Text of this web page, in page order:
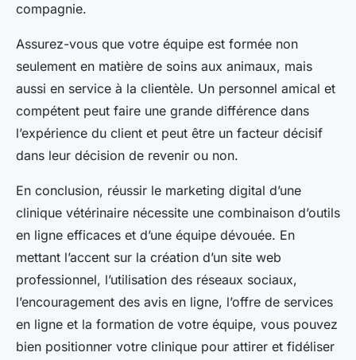
compagnie.
Assurez-vous que votre équipe est formée non
seulement en matière de soins aux animaux, mais
aussi en service à la clientèle. Un personnel amical et
compétent peut faire une grande différence dans
l’expérience du client et peut être un facteur décisif
dans leur décision de revenir ou non.
En conclusion, réussir le marketing digital d’une
clinique vétérinaire nécessite une combinaison d’outils
en ligne efficaces et d’une équipe dévouée. En
mettant l’accent sur la création d’un site web
professionnel, l’utilisation des réseaux sociaux,
l’encouragement des avis en ligne, l’offre de services
en ligne et la formation de votre équipe, vous pouvez
bien positionner votre clinique pour attirer et fidéliser